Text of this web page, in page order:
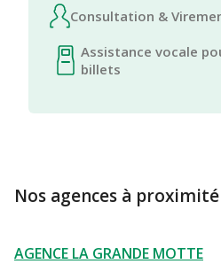
Consultation &
Assistance vocale
billets
Nos agences à proximité
AGENCE LA GRANDE MOTTE